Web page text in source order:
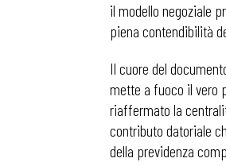
il modello negoziale
piena contendibilità
Il cuore del
mette a fuoco il vero
riaffermato la
contributo datoriale
della previdenza